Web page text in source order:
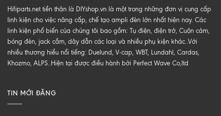
Hifiparts.net tiền thân là DIYshop.vn là một trong những đơn vị cung cấp
linh kiện cho việc nâng cấp, chế tạo ampli đèn lớn nhất hiện nay. Các
linh kiện phổ biến của chúng tôi bao gồm: Tụ điện, điện trở, Cuộn cảm,
bóng đèn, jack cắm, dây dẫn các loại và nhiều phụ kiện khác..Với
nhiều thương hiểu nổi tiếng: Duelund, V-cap, WBT, Lundahl, Cardas,
Khozmo, ALPS..Hiện tại được điều hành bởi Perfect Wave Co,ltd
TIN MỚI ĐĂNG